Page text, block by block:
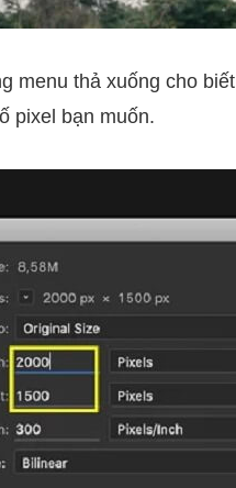
menu thả xuống cho biết
pixel bạn muốn.